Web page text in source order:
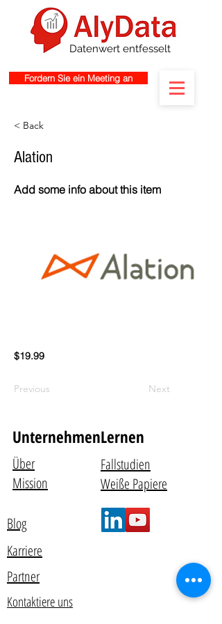
Datenwert entfesselt
Fordern Sie ein Meeting an
< Back
Alation
Add some info about this item
$19.99
Previous Next
UnternehmenLernen
Über
Fallstudien
Mission
Weiße Papiere
Blog
Karriere
Partner
Kontaktiere uns